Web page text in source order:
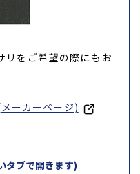
リをご希望の際にもお
ーカーページ)
タブで開きます)